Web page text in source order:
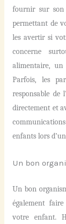
fournir sur
permettant de
les avertir si
concerne
alimentaire,
Parfois, les
responsable de
directement et
enfants lors
Un bon
Un bon
également
votre enfant.